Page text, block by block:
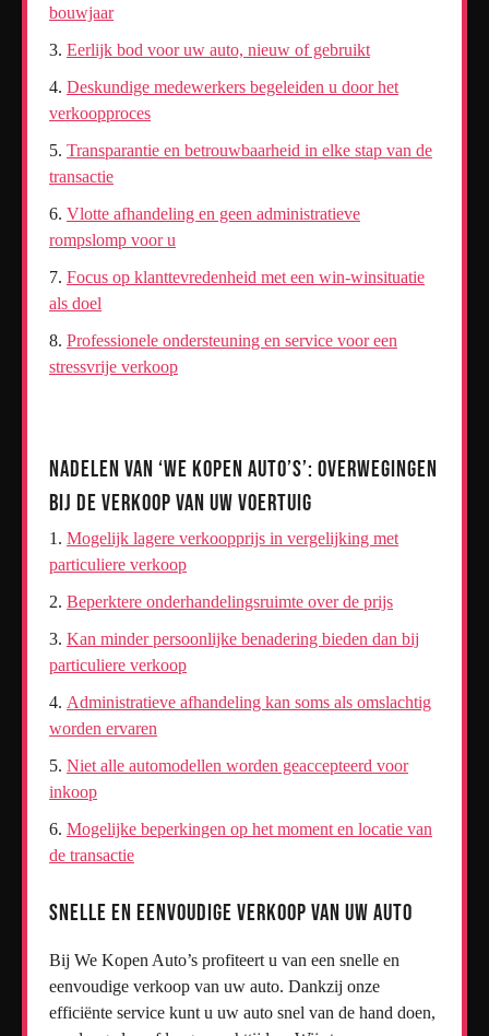
bouwjaar
Eerlijk bod voor uw auto, nieuw of gebruikt
Deskundige medewerkers begeleiden u door het
verkoopproces
Transparantie en betrouwbaarheid in elke stap van de
transactie
Vlotte afhandeling en geen administratieve
rompslomp voor u
Focus op klanttevredenheid met een win-winsituatie
als doel
Professionele ondersteuning en service voor een
stressvrije verkoop
Nadelen van ‘We Kopen Auto’s’: Overwegingen
bij de Verkoop van Uw Voertuig
Mogelijk lagere verkoopprijs in vergelijking met
particuliere verkoop
Beperktere onderhandelingsruimte over de prijs
Kan minder persoonlijke benadering bieden dan bij
particuliere verkoop
Administratieve afhandeling kan soms als omslachtig
worden ervaren
Niet alle automodellen worden geaccepteerd voor
inkoop
Mogelijke beperkingen op het moment en locatie van
de transactie
Snelle en eenvoudige verkoop van uw auto
Bij We Kopen Auto’s profiteert u van een snelle en
eenvoudige verkoop van uw auto. Dankzij onze
efficiënte service kunt u uw auto snel van de hand doen,